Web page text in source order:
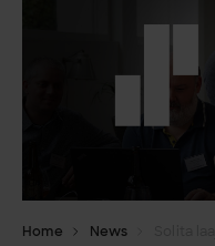
Home News